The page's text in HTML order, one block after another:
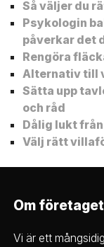
Så väljer du
Psykologin
påverkar det
Rengöra
Alternativ till
Sätta upp
och råd
Dålig lukt
Välj rätt
Om företaget
Vi är ett